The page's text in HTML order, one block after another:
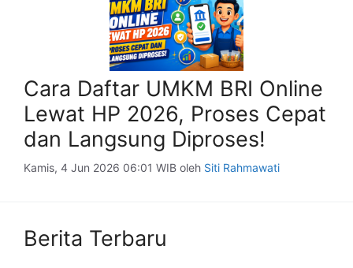
Cara Daftar UMKM BRI Online
Lewat HP 2026, Proses Cepat
dan Langsung Diproses!
Kamis, 4 Jun 2026 06:01 WIB oleh Siti Rahmawati
Berita Terbaru